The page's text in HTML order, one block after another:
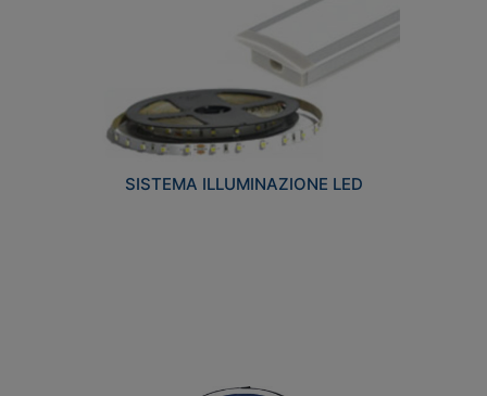
SISTEMA ILLUMINAZIONE LED